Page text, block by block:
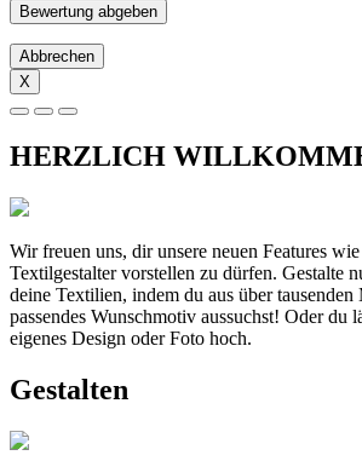
Abbrechen
X
HERZLICH
Wir freuen uns, dir unsere neuen Features wie
Textilgestalter vorstellen zu dürfen. Gestalte
deine Textilien, indem du aus über
passendes Wunschmotiv aussuchst! Oder du
eigenes Design oder Foto hoch.
Gestalten